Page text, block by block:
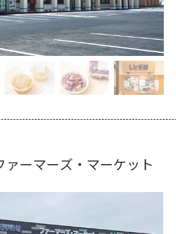
ーマーズ・マーケット